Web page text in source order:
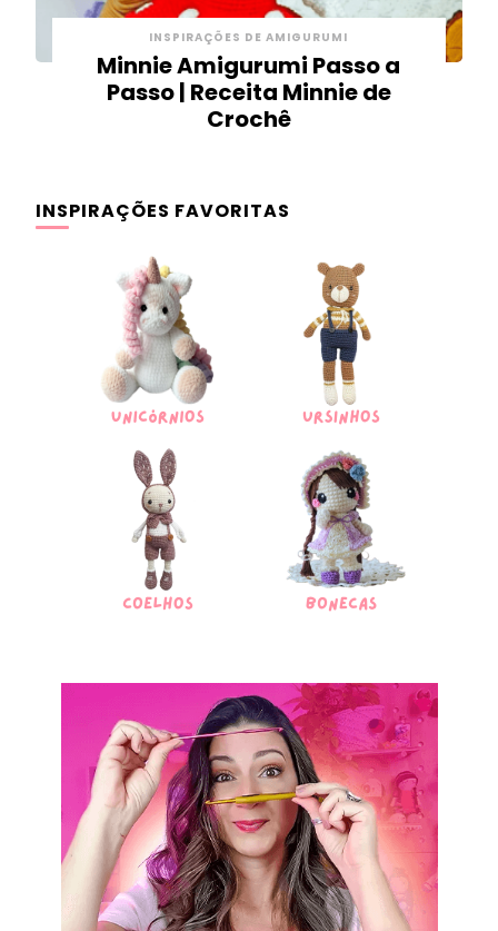
INSPIRAÇÕES DE AMIGURUMI
Minnie Amigurumi Passo a
Passo | Receita Minnie de
Crochê
INSPIRAÇÕES FAVORITAS